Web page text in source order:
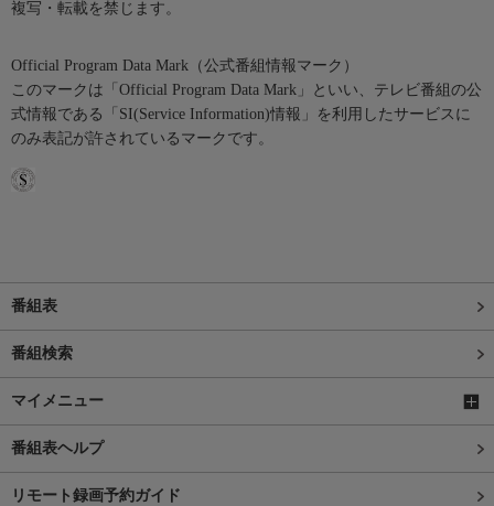
複写・転載を禁じます。
Official Program Data Mark（公式番組情報マーク）
このマークは「Official Program Data Mark」といい、テレビ番組の公
式情報である「SI(Service Information)情報」を利用したサービスに
のみ表記が許されているマークです。
番組表
番組検索
マイメニュー
番組表ヘルプ
リモート録画予約ガイド